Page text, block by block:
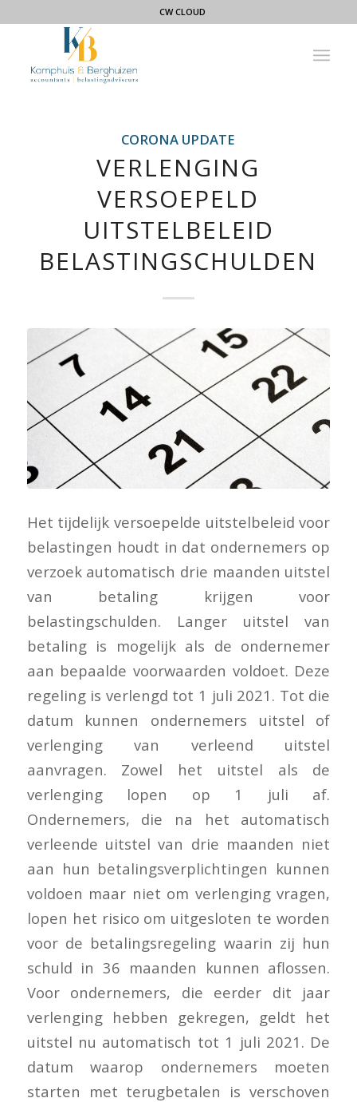
CW CLOUD
CORONA UPDATE
VERLENGING
VERSOEPELD
UITSTELBELEID
BELASTINGSCHULDEN
Het tijdelijk versoepelde uitstelbeleid voor
belastingen houdt in dat ondernemers op
verzoek automatisch drie maanden uitstel
van betaling krijgen voor
belastingschulden. Langer uitstel van
betaling is mogelijk als de ondernemer
aan bepaalde voorwaarden voldoet. Deze
regeling is verlengd tot 1 juli 2021. Tot die
datum kunnen ondernemers uitstel of
verlenging van verleend uitstel
aanvragen. Zowel het uitstel als de
verlenging lopen op 1 juli af.
Ondernemers, die na het automatisch
verleende uitstel van drie maanden niet
aan hun betalingsverplichtingen kunnen
voldoen maar niet om verlenging vragen,
lopen het risico om uitgesloten te worden
voor de betalingsregeling waarin zij hun
schuld in 36 maanden kunnen aflossen.
Voor ondernemers, die eerder dit jaar
verlenging hebben gekregen, geldt het
uitstel nu automatisch tot 1 juli 2021. De
datum waarop ondernemers moeten
starten met terugbetalen is verschoven